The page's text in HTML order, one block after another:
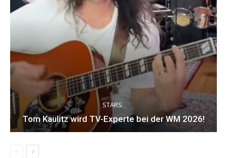
STARS
Tom Kaulitz wird TV-Experte bei der WM 2026!